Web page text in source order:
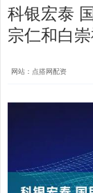
科银宏泰
宗仁和白
网站：点搭网配资